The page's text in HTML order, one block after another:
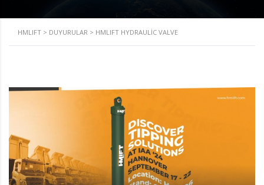
HMLIFT > DUYURULAR > HMLIFT HYDRAULIC VALVE